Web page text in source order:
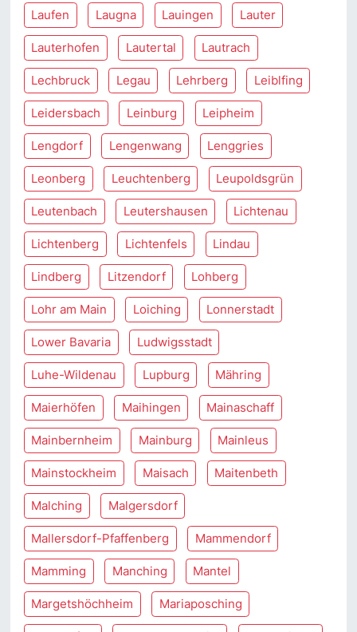
Laufen Laugna Lauingen Lauter
Lauterhofen Lautertal Lautrach
Lechbruck Legau Lehrberg Leiblfing
Leidersbach Leinburg Leipheim
Lengdorf Lengenwang Lenggries
Leonberg Leuchtenberg Leupoldsgrün
Leutenbach Leutershausen Lichtenau
Lichtenberg Lichtenfels Lindau
Lindberg Litzendorf Lohberg
Lohr am Main Loiching Lonnerstadt
Lower Bavaria Ludwigsstadt
Luhe-Wildenau Lupburg Mähring
Maierhöfen Maihingen Mainaschaff
Mainbernheim Mainburg Mainleus
Mainstockheim Maisach Maitenbeth
Malching Malgersdorf
Mallersdorf-Pfaffenberg Mammendorf
Mamming Manching Mantel
Margetshöchheim Mariaposching